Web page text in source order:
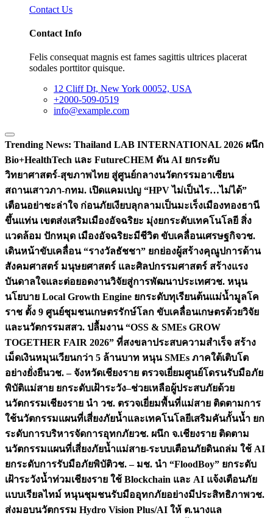
Contact Us
Contact Info
Felis consequat magnis est fames sagittis ultrices placerat
sodales porttitor quisque.
12 Cliff Dt, New York 00052, USA
+2000-509-0519
info@example.com
Trending News: Thailand LAB INTERNATIONAL 2026 ผนึก
Bio+HealthTech และ FutureCHEM ดัน AI ยกระดับ
วิทยาศาสตร์-สุขภาพไทย สู่ศูนย์กลางนวัตกรรมอาเซียน
สถานเสาวภา-กทม. เปิดแคมเปญ “HPV ไม่เป็นไร…ไม่ได้”
เตือนอย่าชะล่าใจ ก่อนภัยเงียบลุกลามเป็นมะเร็งเมืองทองธานี
ขึ้นแท่น เขตส่งเสริมเมืองอัจฉริยะ มุ่งยกระดับเทคโนโลยี สิ่ง
แวดล้อม ปักหมุด เมืองอัจฉริยะมีชีวิต ขับเคลื่อนเศรษฐกิจวช.
เดินหน้าขับเคลื่อน “รางวัลธัชชา” ยกย่องผู้สร้างคุณูปการด้าน
สังคมศาสตร์ มนุษยศาสตร์ และศิลปกรรมศาสตร์ สร้างแรง
บันดาลใจและต่อยอดงานวิจัยสู่การพัฒนาประเทศวช. หนุน
นโยบาย Local Growth Engine ยกระดับทุเรียนต้นแม่น้ำมูลโค
ราช ตั้ง 9 ศูนย์ชุมชนเกษตรรักษ์โลก ขับเคลื่อนเกษตรด้วยวิจัย
และนวัตกรรมสสว. ปลื้มงาน “OSS & SMEs GROW
TOGETHER FAIR 2026” ที่สงขลาประสบความสำเร็จ สร้าง
เม็ดเงินหมุนเวียนกว่า 5 ล้านบาท หนุน SMEs ภาคใต้เติบโต
อย่างยั่งยืนวช. – จังหวัดเชียงราย ตรวจเยี่ยมศูนย์โดรนรับมือภัย
พิบัติแม่สาย ยกระดับเฝ้าระวัง–ช่วยเหลือผู้ประสบภัยด้วย
นวัตกรรมเชียงราย นำ วช. ตรวจเยี่ยมพื้นที่แม่สาย ติดตามการ
ใช้นวัตกรรมแผนที่เสี่ยงภัยน้ำและเทคโนโลยีเสริมคันกั้นน้ำ ยก
ระดับการบริหารจัดการอุทกภัยวช. ผนึก จ.เชียงราย ติดตาม
นวัตกรรมแผนที่เสี่ยงภัยน้ำแม่สาย-ระบบเตือนภัยดินถล่ม ใช้ AI
ยกระดับการรับมือภัยพิบัติวช. – มช. นำ “FloodBoy” ยกระดับ
เฝ้าระวังน้ำท่วมเชียงราย ใช้ Blockchain และ AI แจ้งเตือนภัย
แบบเรียลไทม์ หนุนชุมชนรับมืออุทกภัยอย่างมีประสิทธิภาพวช.
ส่งมอบนวัตกรรม Hydro Vision Plus/AI ให้ ต.นางแล